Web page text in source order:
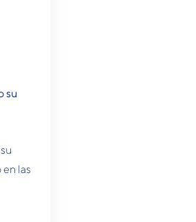
su
las